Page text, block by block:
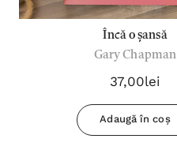
Încă o șansă
Gary Chapman
37,00lei
Adaugă în coș